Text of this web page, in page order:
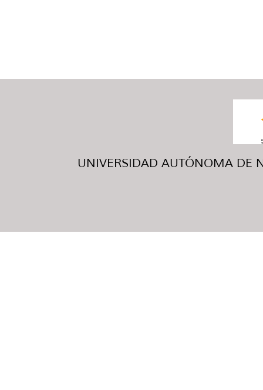
UNIVERSIDAD AUTÓNOMA DE